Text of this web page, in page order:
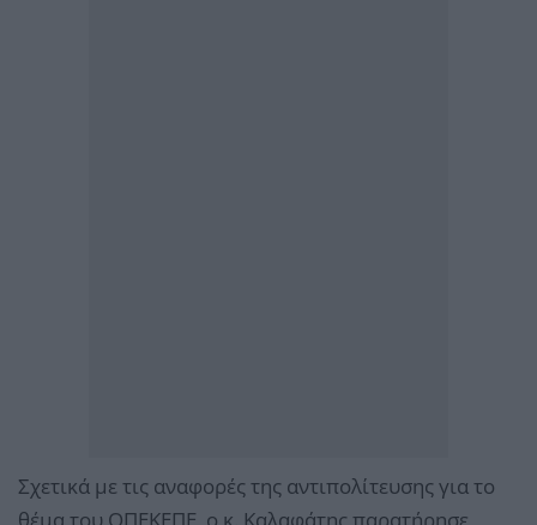
Σχετικά με τις αναφορές της αντιπολίτευσης για το
θέμα του ΟΠΕΚΕΠΕ, ο κ. Καλαφάτης παρατήρησε